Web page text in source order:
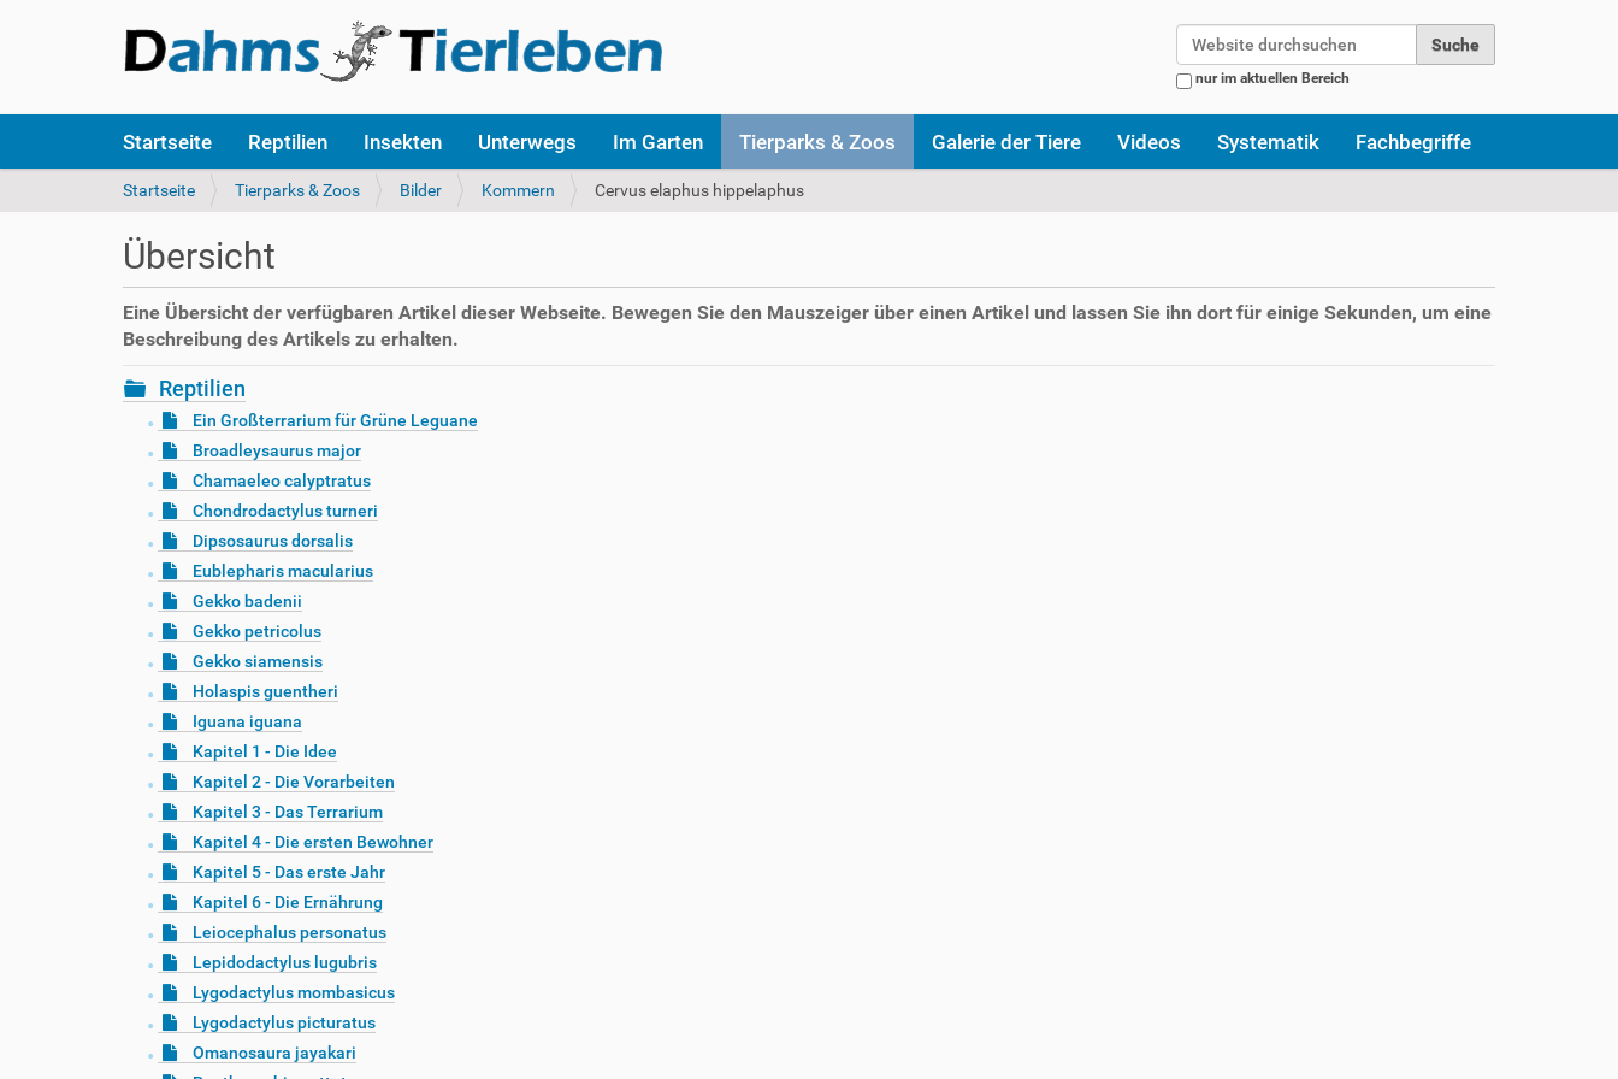
nur im aktuellen Bereich
k
Startseite Reptilien Insekten Unterwegs Im Garten Tierparks & Zoos Galerie der Tiere Videos Systematik Fachbegriffe
S
e
s
i
n
d
i
e
Startseite Tierparks & Zoos Bilder Kommern Cervus elaphus hippelaphus
Übersicht
Eine Übersicht der verfügbaren Artikel dieser Webseite. Bewegen Sie den Mauszeiger über einen Artikel und lassen Sie ihn dort für einige Sekunden, um eine
Beschreibung des Artikels zu erhalten.
Reptilien
Ein Großterrarium für Grüne Leguane
Broadleysaurus major
Chamaeleo calyptratus
Chondrodactylus turneri
Dipsosaurus dorsalis
Eublepharis macularius
Gekko badenii
Gekko petricolus
Gekko siamensis
Holaspis guentheri
Iguana iguana
Kapitel 1 - Die Idee
Kapitel 2 - Die Vorarbeiten
Kapitel 3 - Das Terrarium
Kapitel 4 - Die ersten Bewohner
Kapitel 5 - Das erste Jahr
Kapitel 6 - Die Ernährung
Leiocephalus personatus
Lepidodactylus lugubris
Lygodactylus mombasicus
Lygodactylus picturatus
Omanosaura jayakari